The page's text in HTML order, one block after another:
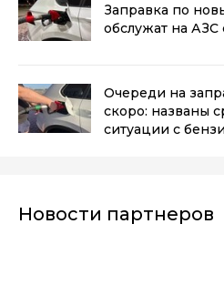
Заправка по
обслужат на АЗС
Очереди на
скоро: названы
ситуации с
Новости партнеров